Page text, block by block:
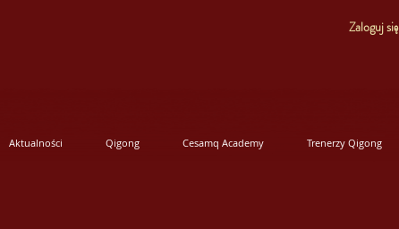
Zaloguj się
Aktualności Qigong Cesamq Academy Trenerzy Qigong